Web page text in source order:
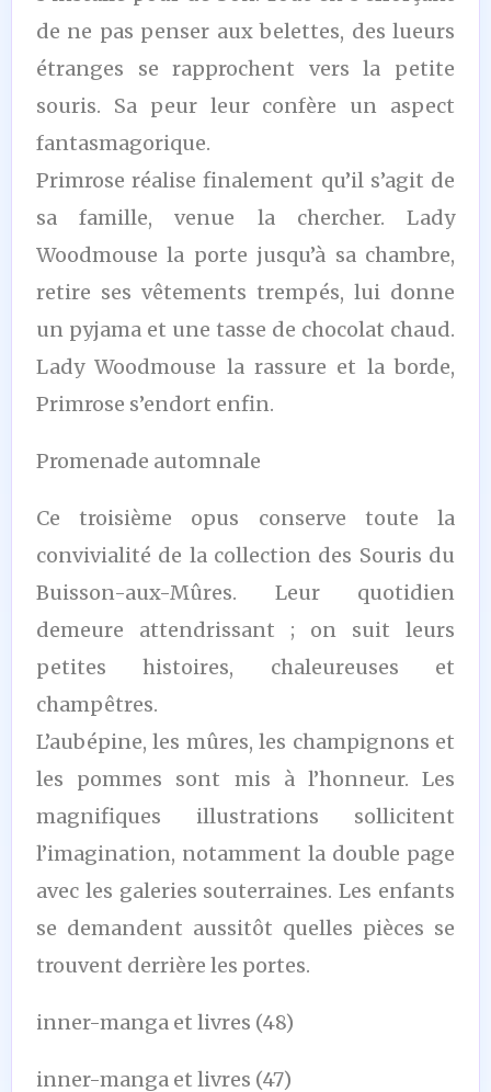
de ne pas penser aux belettes, des lueurs
étranges se rapprochent vers la petite
souris. Sa peur leur confère un aspect
fantasmagorique.
Primrose réalise finalement qu’il s’agit de
sa famille, venue la chercher. Lady
Woodmouse la porte jusqu’à sa chambre,
retire ses vêtements trempés, lui donne
un pyjama et une tasse de chocolat chaud.
Lady Woodmouse la rassure et la borde,
Primrose s’endort enfin.
Promenade automnale
Ce troisième opus conserve toute la
convivialité de la collection des Souris du
Buisson-aux-Mûres. Leur quotidien
demeure attendrissant ; on suit leurs
petites histoires, chaleureuses et
champêtres.
L’aubépine, les mûres, les champignons et
les pommes sont mis à l’honneur. Les
magnifiques illustrations sollicitent
l’imagination, notamment la double page
avec les galeries souterraines. Les enfants
se demandent aussitôt quelles pièces se
trouvent derrière les portes.
inner-manga et livres (48)
inner-manga et livres (47)